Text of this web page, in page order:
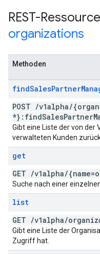
REST-
organizations
Methoden
findSalesPartner
POST /v1alpha/
*}:findSalesPartner
Gibt eine Liste der von
verwalteten Kunden
get
GET /v1alpha/
Suche nach einer
list
GET /v1alpha/
Gibt eine Liste der
Zugriff hat.